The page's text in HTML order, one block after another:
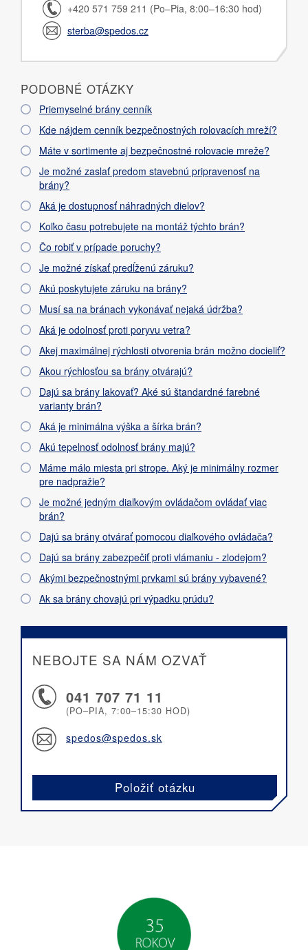
+420 571 759 211 (Po–Pia, 8:00–16:30 hod)
sterba@spedos.cz
PODOBNÉ OTÁZKY
Priemyselné brány cenník
Kde nájdem cenník bezpečnostných rolovacích mreží?
Máte v sortimente aj bezpečnostné rolovacie mreže?
Je možné zaslať predom stavebnú pripravenosť na
brány?
Aká je dostupnosť náhradných dielov?
Koľko času potrebujete na montáž týchto brán?
Čo robiť v prípade poruchy?
Je možné získať predĺženú záruku?
Akú poskytujete záruku na brány?
Musí sa na bránach vykonávať nejaká údržba?
Aká je odolnosť proti poryvu vetra?
Akej maximálnej rýchlosti otvorenia brán možno docieliť?
Akou rýchlosťou sa brány otvárajú?
Dajú sa brány lakovať? Aké sú štandardné farebné
varianty brán?
Aká je minimálna výška a šírka brán?
Akú tepelnosť odolnosť brány majú?
Máme málo miesta pri strope. Aký je minimálny rozmer
pre nadpražie?
Je možné jedným diaľkovým ovládačom ovládať viac
brán?
Dajú sa brány otvárať pomocou diaľkového ovládača?
Dajú sa brány zabezpečiť proti vlámaniu - zlodejom?
Akými bezpečnostnými prvkami sú brány vybavené?
Ak sa brány chovajú pri výpadku prúdu?
NEBOJTE SA NÁM OZVAŤ
041 707 71 11
(PO–PIA, 7:00–15:30 HOD)
spedos@spedos.sk
Položiť otázku